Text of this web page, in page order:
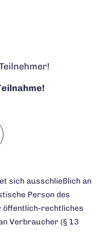
sich ausschließlich an
Person des
öffentlich-rechtliches
Verbraucher (§ 13